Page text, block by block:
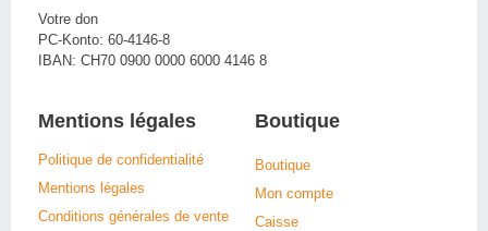
Votre don
PC-Konto: 60-4146-8
IBAN: CH70 0900 0000 6000 4146 8
Mentions légales
Politique de confidentialité
Mentions légales
Conditions générales de vente
Boutique
Boutique
Mon compte
Caisse